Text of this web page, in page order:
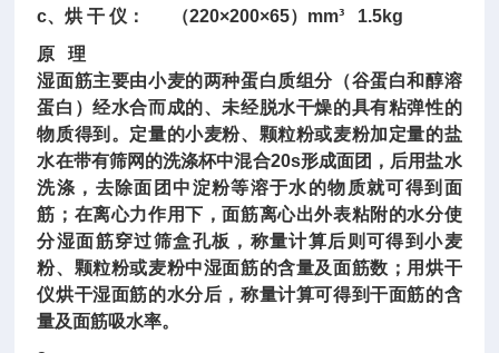
c、烘 干 仪： （220×200×65）mm³ 1.5kg
原 理
湿面筋主要由小麦的两种蛋白质组分（谷蛋白和醇溶
蛋白）经水合而成的、未经脱水干燥的具有粘弹性的
物质得到。定量的小麦粉、颗粒粉或麦粉加定量的盐
水在带有筛网的洗涤杯中混合20s形成面团，后用盐水
洗涤，去除面团中淀粉等溶于水的物质就可得到面
筋；在离心力作用下，面筋离心出外表粘附的水分使
分湿面筋穿过筛盒孔板，称量计算后则可得到小麦
粉、颗粒粉或麦粉中湿面筋的含量及面筋数；用烘干
仪烘干湿面筋的水分后，称量计算可得到干面筋的含
量及面筋吸水率。